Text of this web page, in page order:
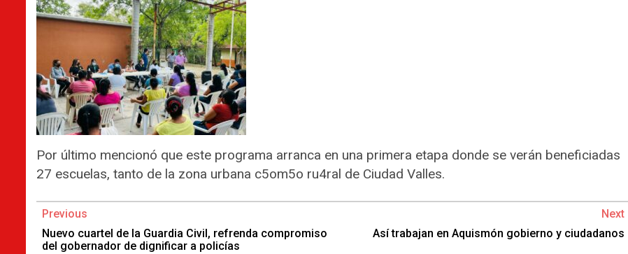
Por último mencionó que este programa arranca en una primera etapa donde se verán beneficiadas
27 escuelas, tanto de la zona urbana c5om5o ru4ral de Ciudad Valles.
Continue
Reading
Previous
Nuevo cuartel de la Guardia Civil, refrenda compromiso
del gobernador de dignificar a policías
Next
Así trabajan en Aquismón gobierno y ciudadanos